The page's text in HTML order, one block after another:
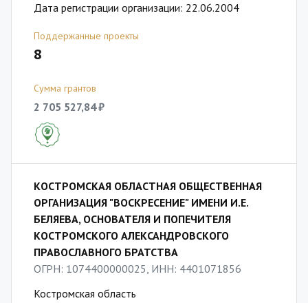
Дата регистрации организации: 22.06.2004
Поддержанные проекты
8
Сумма грантов
2 705 527,84 ₽
КОСТРОМСКАЯ ОБЛАСТНАЯ ОБЩЕСТВЕННАЯ
ОРГАНИЗАЦИЯ "ВОСКРЕСЕНИЕ" ИМЕНИ И.Е.
БЕЛЯЕВА, ОСНОВАТЕЛЯ И ПОПЕЧИТЕЛЯ
КОСТРОМСКОГО АЛЕКСАНДРОВСКОГО
ПРАВОСЛАВНОГО БРАТСТВА
ОГРН: 1074400000025, ИНН: 4401071856
Костромская область